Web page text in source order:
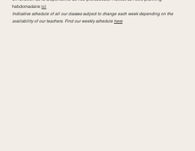
hebdomadaire ici
Indicative schedule of all our classes subject to change each week depending on the
availability of our teachers. Find our weekly schedule here